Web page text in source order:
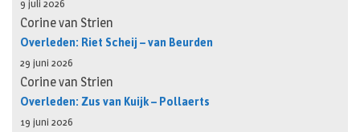
9 juli 2026
Corine van Strien
Overleden: Riet Scheij – van Beurden
29 juni 2026
Corine van Strien
Overleden: Zus van Kuijk – Pollaerts
19 juni 2026